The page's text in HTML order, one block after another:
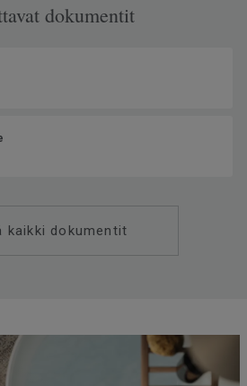
dokumentit
kaikki dokumentit